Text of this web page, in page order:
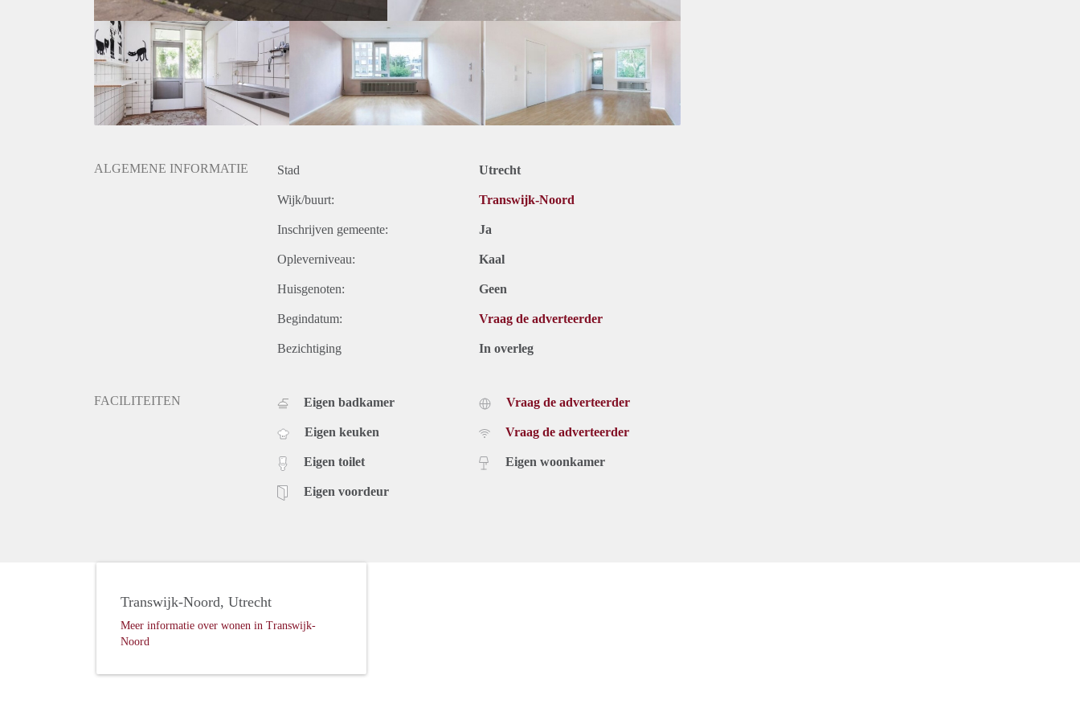
ALGEMENE INFORMATIE Stad Utrecht
Wijk/buurt: Transwijk-Noord
Inschrijven gemeente: Ja
Opleverniveau: Kaal
Huisgenoten: Geen
Begindatum: Vraag de adverteerder
Bezichtiging In overleg
FACILITEITEN Eigen badkamer
Eigen keuken
Eigen toilet
Eigen voordeur
Vraag de adverteerder
Vraag de adverteerder
Eigen woonkamer
Transwijk-Noord, Utrecht
Meer informatie over wonen in Transwijk-
Noord